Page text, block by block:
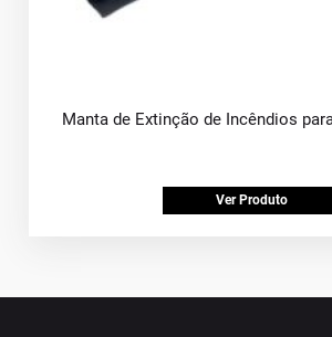
Manta de Extinção de Incêndios
Ver Produto